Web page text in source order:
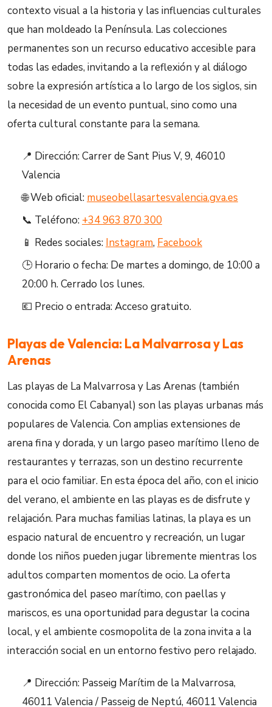
contexto visual a la historia y las influencias culturales
que han moldeado la Península. Las colecciones
permanentes son un recurso educativo accesible para
todas las edades, invitando a la reflexión y al diálogo
sobre la expresión artística a lo largo de los siglos, sin
la necesidad de un evento puntual, sino como una
oferta cultural constante para la semana.
📍 Dirección: Carrer de Sant Pius V, 9, 46010
Valencia
🌐 Web oficial: museobellasartesvalencia.gva.es
📞 Teléfono: +34 963 870 300
📱 Redes sociales: Instagram, Facebook
🕒 Horario o fecha: De martes a domingo, de 10:00 a
20:00 h. Cerrado los lunes.
💶 Precio o entrada: Acceso gratuito.
Playas de Valencia: La Malvarrosa y Las
Arenas
Las playas de La Malvarrosa y Las Arenas (también
conocida como El Cabanyal) son las playas urbanas más
populares de Valencia. Con amplias extensiones de
arena fina y dorada, y un largo paseo marítimo lleno de
restaurantes y terrazas, son un destino recurrente
para el ocio familiar. En esta época del año, con el inicio
del verano, el ambiente en las playas es de disfrute y
relajación. Para muchas familias latinas, la playa es un
espacio natural de encuentro y recreación, un lugar
donde los niños pueden jugar libremente mientras los
adultos comparten momentos de ocio. La oferta
gastronómica del paseo marítimo, con paellas y
mariscos, es una oportunidad para degustar la cocina
local, y el ambiente cosmopolita de la zona invita a la
interacción social en un entorno festivo pero relajado.
📍 Dirección: Passeig Marítim de la Malvarrosa,
46011 Valencia / Passeig de Neptú, 46011 Valencia